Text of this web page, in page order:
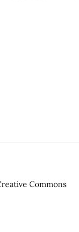
Commons